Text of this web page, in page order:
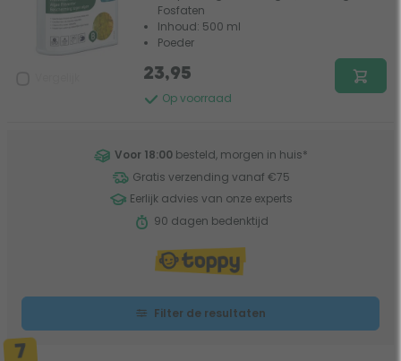
Fosfaten
Inhoud: 500 ml
Poeder
Op voorraad
23,95
Voor 18:00besteld, morgen in huis*
Gratis verzending vanaf €75
Eerlijk advies van onze experts
90 dagen bedenktijd
Filter de resultaten